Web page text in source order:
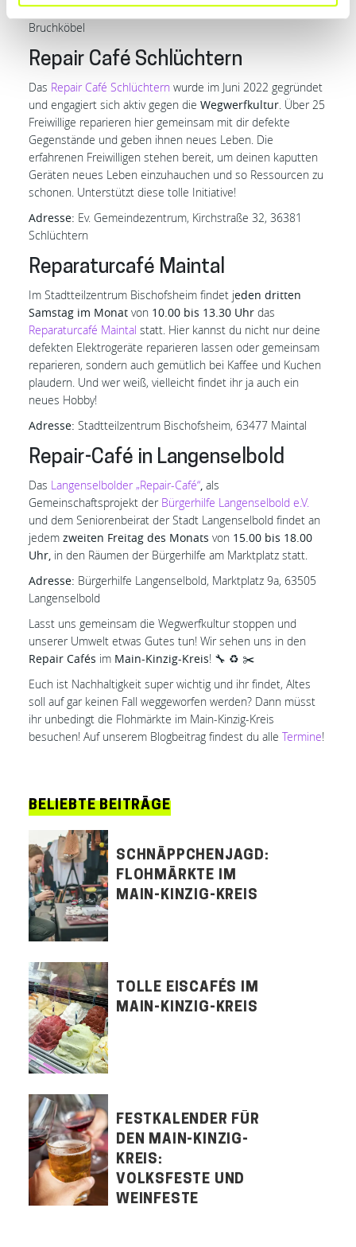
Adresse:Bürgerhilfe Bruchköbel e.V., Innerer Ring 1, 63486
Bruchköbel
Repair Café Schlüchtern
Das Repair Café Schlüchtern wurde im Juni 2022 gegründet
und engagiert sich aktiv gegen die Wegwerfkultur . Über 25
Freiwillige reparieren hier gemeinsam mit dir defekte
Gegenstände und geben ihnen neues Leben. Die
erfahrenen Freiwilligen stehen bereit, um deinen kaputten
Geräten neues Leben einzuhauchen und so Ressourcen zu
schonen. Unterstützt diese tolle Initiative!
Adresse: Ev. Gemeindezentrum, Kirchstraße 32, 36381
Schlüchtern
Reparaturcafé Maintal
Im Stadtteilzentrum Bischofsheim findet jeden dritten
Samstag im Monat von 10.00 bis 13.30 Uhr das
Reparaturcafé Maintal statt. Hier kannst du nicht nur deine
defekten Elektrogeräte reparieren lassen oder gemeinsam
reparieren, sondern auch gemütlich bei Kaffee und Kuchen
plaudern. Und wer weiß, vielleicht findet ihr ja auch ein
neues Hobby!
Adresse: Stadtteilzentrum Bischofsheim, 63477 Maintal
Repair-Café in Langenselbold
Das Langenselbolder „Repair-Café“ als
Gemeinschaftsprojekt der Bürgerhilfe Langenselbold e.V.
und dem Seniorenbeirat der Stadt Langenselbold findet an
jedem zweiten Freitag des Monats von 15.00 bis 18.00
Uhr, in den Räumen der Bürgerhilfe am Marktplatz statt.
Adresse: Bürgerhilfe Langenselbold, Marktplatz 9a, 63505
Langenselbold
Lasst uns gemeinsam die Wegwerfkultur stoppen und
unserer Umwelt etwas Gutes tun! Wir sehen uns in den
Repair Cafés im Main-Kinzig-Kreis! 🔧 ♻️ ✂️
Euch ist Nachhaltigkeit super wichtig und ihr findet, Altes
soll auf gar keinen Fall weggeworfen werden? Dann müsst
ihr unbedingt die Flohmärkte im Main-Kinzig-Kreis
besuchen! Auf unserem Blogbeitrag findest du alle Termine!
BELIEBTE BEITRÄGE
SCHNÄPPCHENJAGD:
FLOHMÄRKTE IM
MAIN-KINZIG-KREIS
TOLLE EISCAFÉS IM
MAIN-KINZIG-KREIS
FESTKALENDER FÜR
DEN MAIN-KINZIG-
KREIS:
VOLKSFESTE UND
WEINFESTE